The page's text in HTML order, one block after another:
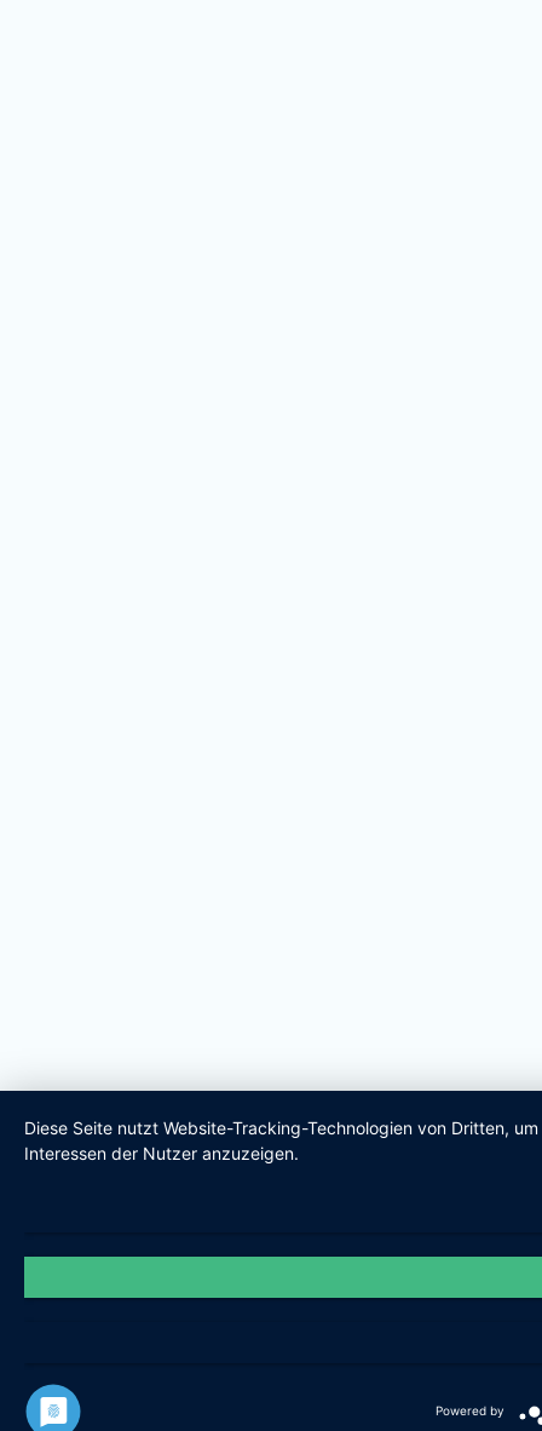
Diese Seite nutzt Website-Tracking-Technologien von Dritten,
Interessen der Nutzer anzuzeigen.
Powered by